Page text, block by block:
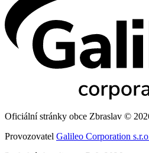
Oficiální stránky obce Zbraslav ©
Provozovatel Galileo Corporation